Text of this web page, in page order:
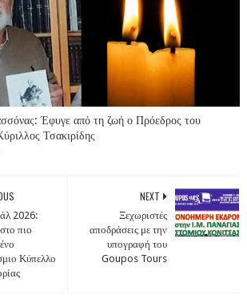
Έφυγε από τη ζωή ο Πρόεδρος του
Τσακιρίδης
NEXT
Ξεχωριστές
αποδράσεις με την
υπογραφή του
Goupos Tours
2026:
πιο
Κύπελλο